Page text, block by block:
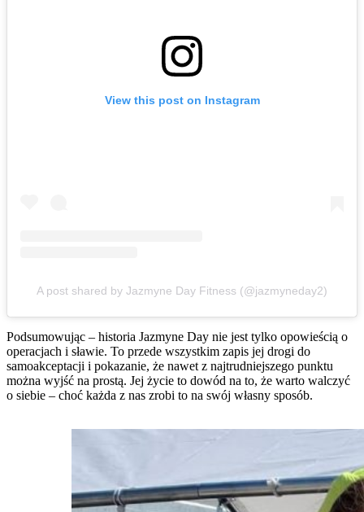
View this post on Instagram
A post shared by Jazmyne Day Fitness (@jazmyneday2)
Podsumowując – historia Jazmyne Day nie jest tylko opowieścią o
operacjach i sławie. To przede wszystkim zapis jej drogi do
samoakceptacji i pokazanie, że nawet z najtrudniejszego punktu
można wyjść na prostą. Jej życie to dowód na to, że warto walczyć
o siebie – choć każda z nas zrobi to na swój własny sposób.